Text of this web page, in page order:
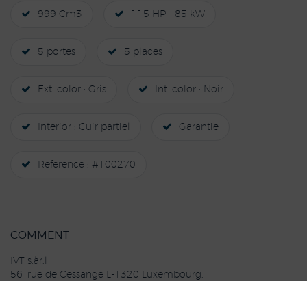
999 Cm3 115 HP - 85 kW
5 portes 5 places
Ext. color : Gris Int. color : Noir
Interior : Cuir partiel Garantie
Reference : #100270
COMMENT
IVT s.àr.l
56, rue de Cessange L-1320 Luxembourg.